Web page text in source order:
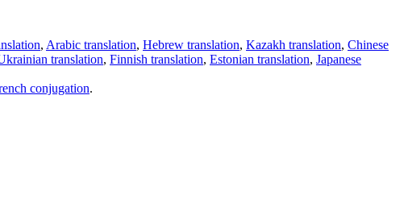
, Arabic translation, Hebrew translation, Kazakh translation, Chinese
translation, Finnish translation, Estonian translation, Japanese
conjugation.